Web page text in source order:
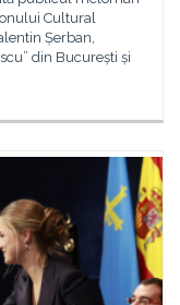
Cultural
Șerban,
din București și